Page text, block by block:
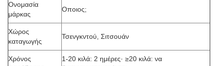
Ονομασία
μάρκας
Οποιος;
Χώρος
καταγωγής
Τσενγκντού, Σιτσουάν
Χρόνος
1-20 κιλά: 2 ημέρες· ≥20 κιλά: να